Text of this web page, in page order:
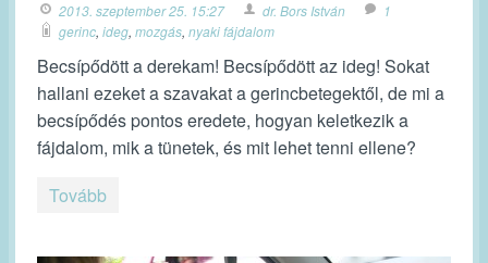
2013. szeptember 25. 15:27 dr. Bors István
1
gerinc, ideg, mozgás, nyaki fájdalom
Becsípődött a derekam! Becsípődött az ideg! Sokat
hallani ezeket a szavakat a gerincbetegektől, de mi a
becsípődés pontos eredete, hogyan keletkezik a
fájdalom, mik a tünetek, és mit lehet tenni ellene?
Tovább